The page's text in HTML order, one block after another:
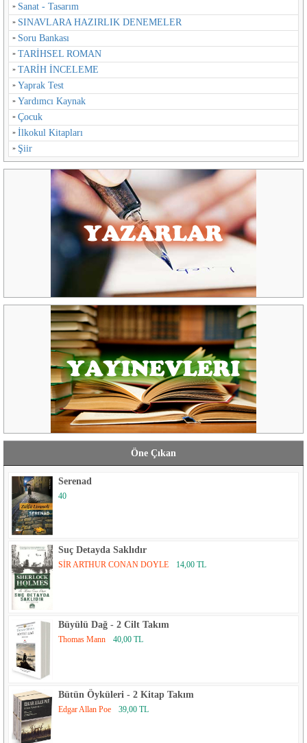
Sanat - Tasarım
SINAVLARA HAZIRLIK DENEMELER
Soru Bankası
TARİHSEL ROMAN
TARİH İNCELEME
Yaprak Test
Yardımcı Kaynak
Çocuk
İlkokul Kitapları
Şiir
Öne Çıkan
Serenad
40
Suç Detayda Saklıdır
SİR ARTHUR CONAN DOYLE 14,00 TL
Büyülü Dağ - 2 Cilt Takım
Thomas Mann 40,00 TL
Bütün Öyküleri - 2 Kitap Takım
Edgar Allan Poe 39,00 TL